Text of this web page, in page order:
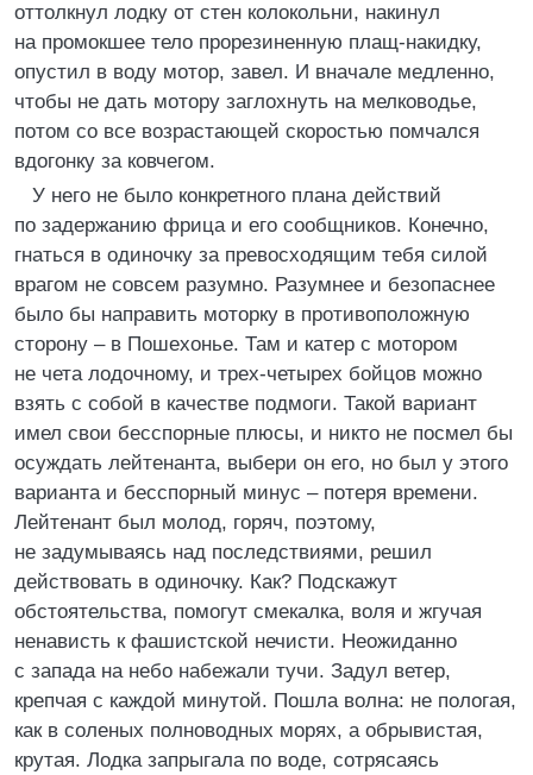
оттолкнул лодку от стен колокольни, накинул
на промокшее тело прорезиненную плащ-накидку,
опустил в воду мотор, завел. И вначале медленно,
чтобы не дать мотору заглохнуть на мелководье,
потом со все возрастающей скоростью помчался
вдогонку за ковчегом.
У него не было конкретного плана действий
по задержанию фрица и его сообщников. Конечно,
гнаться в одиночку за превосходящим тебя силой
врагом не совсем разумно. Разумнее и безопаснее
было бы направить моторку в противоположную
сторону – в Пошехонье. Там и катер с мотором
не чета лодочному, и трех-четырех бойцов можно
взять с собой в качестве подмоги. Такой вариант
имел свои бесспорные плюсы, и никто не посмел бы
осуждать лейтенанта, выбери он его, но был у этого
варианта и бесспорный минус – потеря времени.
Лейтенант был молод, горяч, поэтому,
не задумываясь над последствиями, решил
действовать в одиночку. Как? Подскажут
обстоятельства, помогут смекалка, воля и жгучая
ненависть к фашистской нечисти. Неожиданно
с запада на небо набежали тучи. Задул ветер,
крепчая с каждой минутой. Пошла волна: не пологая,
как в соленых полноводных морях, а обрывистая,
крутая. Лодка запрыгала по воде, сотрясаясь